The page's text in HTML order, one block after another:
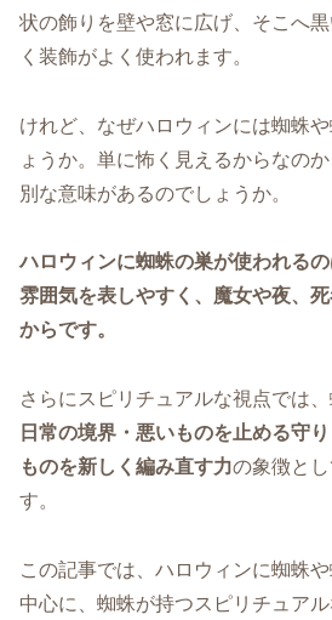
状の飾りを壁や窓に広げ、そこへ
く装飾がよく使われます。
けれど、なぜハロウィンには蜘蛛
ょうか。単に怖く見えるからなの
別な意味があるのでしょうか。
ハロウィンに蜘蛛の巣が使われる
雰囲気を表しやすく、魔女や夜、
からです。
さらにスピリチュアルな視点では、
日常の境界・悪いものを止める守
ものを新しく編み直す力の象徴と
す。
この記事では、ハロウィンに蜘蛛
中心に、蜘蛛が持つスピリチュア